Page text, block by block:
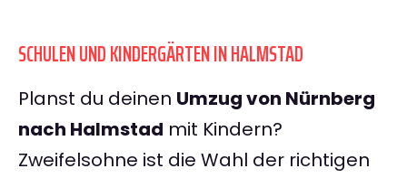
SCHULEN UND KINDERGÄRTEN IN HALMSTAD
Planst du deinen Umzug von Nürnberg
nach Halmstad mit Kindern?
Zweifelsohne ist die Wahl der richtigen